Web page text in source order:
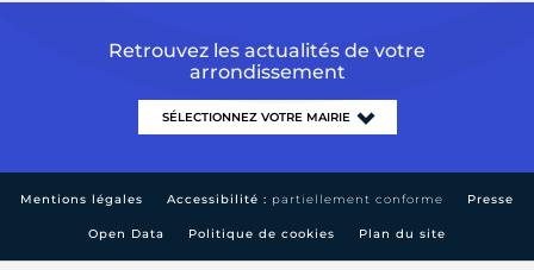
Retrouvez les actualités de votre
arrondissement
Mentions légales Accessibilité : partiellement conforme Presse
Open Data Politique de cookies Plan du site